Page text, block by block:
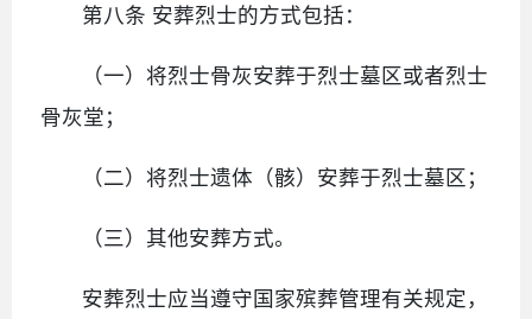
第八条 安葬烈士的方式包括：
（一）将烈士骨灰安葬于烈士墓区或者烈士
骨灰堂；
（二）将烈士遗体（骸）安葬于烈士墓区；
（三）其他安葬方式。
安葬烈士应当遵守国家殡葬管理有关规定，